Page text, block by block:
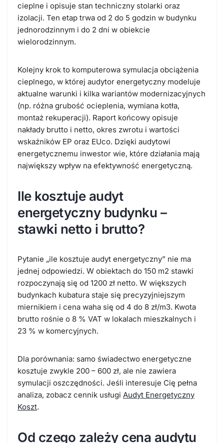
cieplne i opisuje stan techniczny stolarki oraz
izolacji. Ten etap trwa od 2 do 5 godzin w budynku
jednorodzinnym i do 2 dni w obiekcie
wielorodzinnym.
Kolejny krok to komputerowa symulacja obciążenia
cieplnego, w której audytor energetyczny modeluje
aktualne warunki i kilka wariantów modernizacyjnych
(np. różna grubość ocieplenia, wymiana kotła,
montaż rekuperacji). Raport końcowy opisuje
nakłady brutto i netto, okres zwrotu i wartości
wskaźników EP oraz EUco. Dzięki audytowi
energetycznemu inwestor wie, które działania mają
największy wpływ na efektywność energetyczną.
Ile kosztuje audyt
energetyczny budynku –
stawki netto i brutto?
Pytanie „ile kosztuje audyt energetyczny” nie ma
jednej odpowiedzi. W obiektach do 150 m2 stawki
rozpoczynają się od 1200 zł netto. W większych
budynkach kubatura staje się precyzyjniejszym
miernikiem i cena waha się od 4 do 8 zł/m3. Kwota
brutto rośnie o 8 % VAT w lokalach mieszkalnych i
23 % w komercyjnych.
Dla porównania: samo świadectwo energetyczne
kosztuje zwykle 200 – 600 zł, ale nie zawiera
symulacji oszczędności. Jeśli interesuje Cię pełna
analiza, zobacz cennik usługi Audyt Energetyczny
Koszt.
Od czego zależy cena audytu